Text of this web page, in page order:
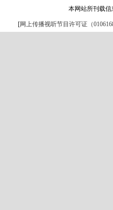
本网站所刊载
[网上传播视听节目许可证（